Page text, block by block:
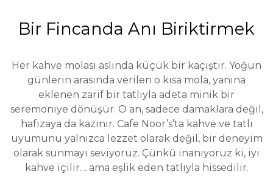
Bir Fincanda Anı Biriktirmek
Her kahve molası aslında küçük bir kaçıştır. Yoğun
günlerin arasında verilen o kısa mola, yanına
eklenen zarif bir tatlıyla adeta minik bir
seremoniye dönüşür. O an, sadece damaklara değil,
hafızaya da kazınır. Cafe Noor’s’ta kahve ve tatlı
uyumunu yalnızca lezzet olarak değil, bir deneyim
olarak sunmayı seviyoruz. Çünkü inanıyoruz ki, iyi
kahve içilir… ama eşlik eden tatlıyla hissedilir.